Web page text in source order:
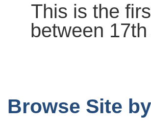
This is the
between
Browse Site